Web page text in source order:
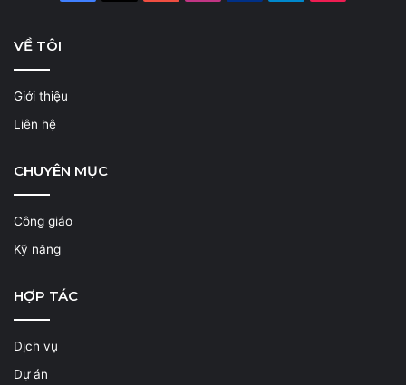
VỀ TÔI
Giới thiệu
Liên hệ
CHUYÊN MỤC
Công giáo
Kỹ năng
HỢP TÁC
Dịch vụ
Dự án